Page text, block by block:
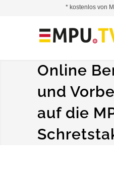
Online
und
auf die
* kostenlos von